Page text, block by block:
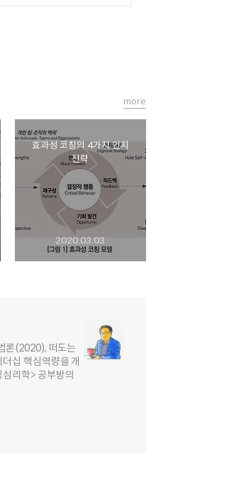
효과성 코칭의 4가지 인지
전략
2020.03.03
more
론(2020), 떠도는
십 핵심역량을 개
리학> 공부방의